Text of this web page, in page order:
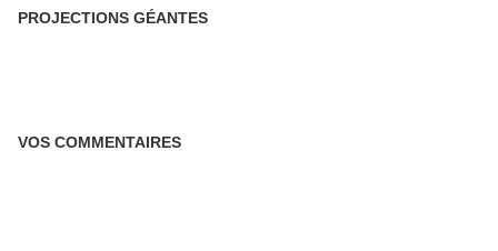
PROJECTIONS GÉANTES
VOS COMMENTAIRES